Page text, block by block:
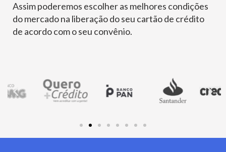
Assim poderemos escolher as melhores condições
do mercado na liberação do seu cartão de crédito
de acordo com o seu convênio.